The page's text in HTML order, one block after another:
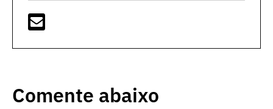
Comente abaixo